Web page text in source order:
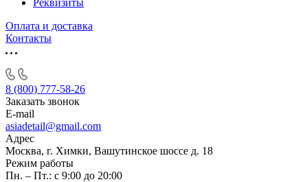
Реквизиты
Оплата и доставка
Контакты
8 (800) 777-58-26
Заказать звонок
E-mail
asiadetail@gmail.com
Адрес
Москва, г. Химки, Вашутинское шоссе д. 18
Режим работы
Пн. – Пт.: с 9:00 до 20:00